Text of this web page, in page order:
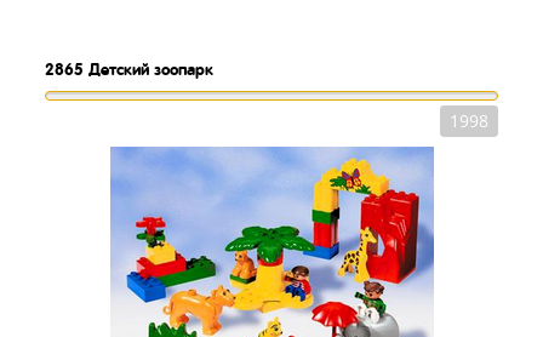
2865 Детский зоопарк
1998